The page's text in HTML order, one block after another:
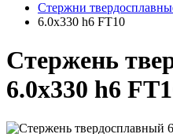
Cтержни
6.0х330 h6 FT10
Стержень
6.0х330 h6